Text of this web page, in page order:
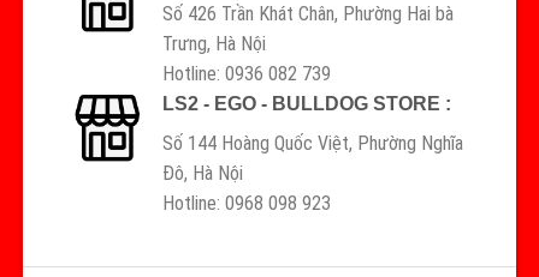
Số 426 Trần Khát Chân, Phường Hai bà
Trưng, Hà Nội
Hotline: 0936 082 739
LS2 - EGO - BULLDOG STORE :
Số 144 Hoàng Quốc Việt, Phường Nghĩa
Đô, Hà Nội
Hotline: 0968 098 923